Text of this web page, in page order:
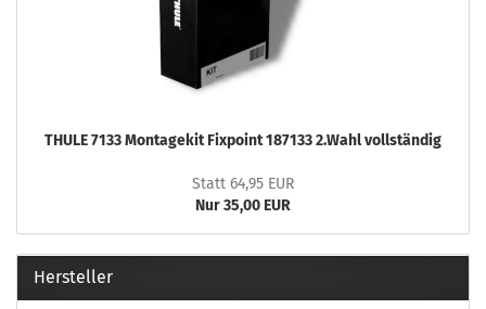
THULE 7133 Montagekit Fixpoint 187133 2.Wahl vollständig
Statt 64,95 EUR
Nur 35,00 EUR
Hersteller